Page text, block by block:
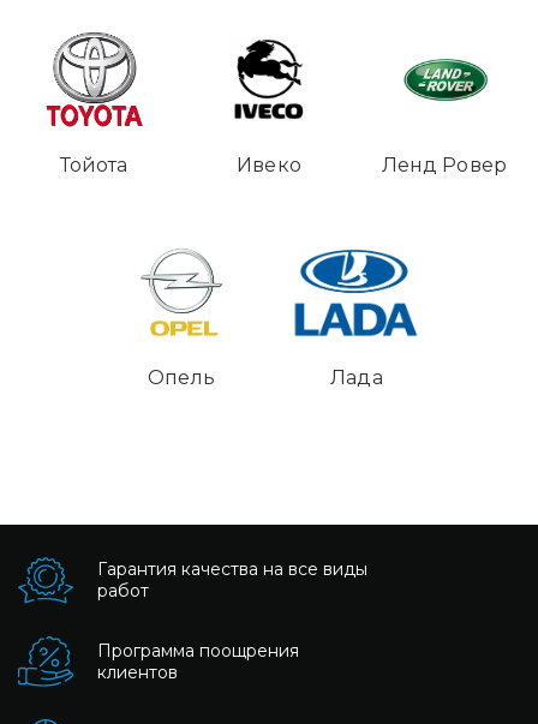
Тойота Ивеко Ленд Ровер
Опель Лада
Гарантия качества на все виды
работ
Программа поощрения
клиентов